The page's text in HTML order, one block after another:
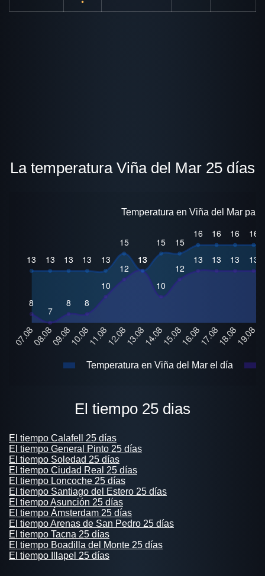
La temperatura Viña del Mar 25 días
Temperatura en Viña del Mar
Temperatura en Viña del Mar el día
El tiempo 25 dias
El tiempo Calafell 25 días
El tiempo General Pinto 25 días
El tiempo Soledad 25 días
El tiempo Ciudad Real 25 días
El tiempo Loncoche 25 días
El tiempo Santiago del Estero 25 días
El tiempo Asunción 25 días
El tiempo Ámsterdam 25 días
El tiempo Arenas de San Pedro 25 días
El tiempo Tacna 25 días
El tiempo Boadilla del Monte 25 días
El tiempo Illapel 25 días